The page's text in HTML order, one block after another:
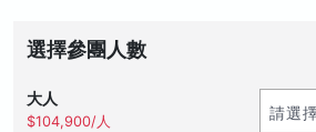
選擇參團人數
大人
$104,900/人